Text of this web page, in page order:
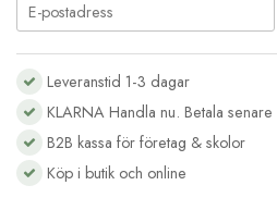
Leveranstid 1-3 dagar
KLARNA Handla nu. Betala senare
B2B kassa för företag & skolor
Köp i butik och online